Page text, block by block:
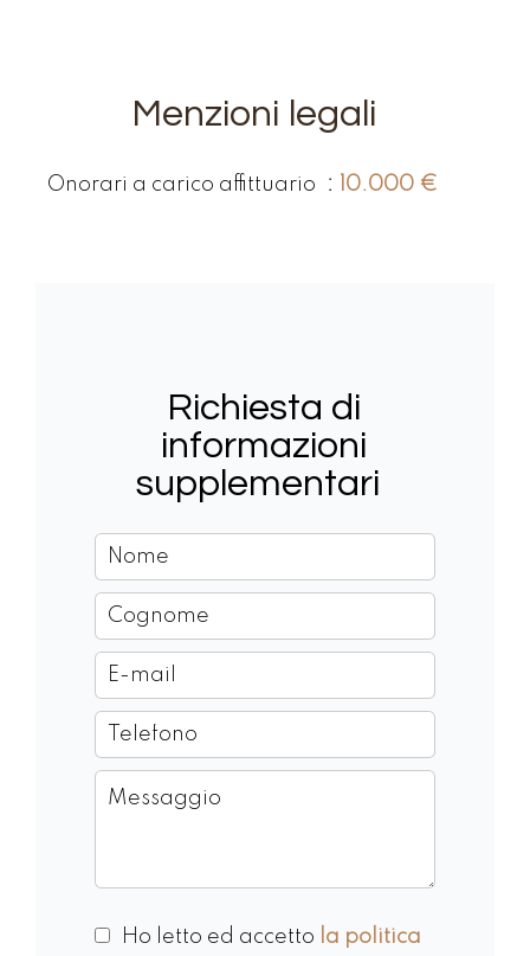
Menzioni legali
Onorari a carico affittuario 10.000 €
Richiesta di
informazioni
supplementari
Ho letto ed accetto
la politica